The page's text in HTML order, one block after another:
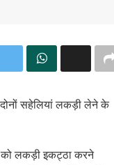
सहेलियां लकड़ी लेने के
को लकड़ी इकट्ठा करने